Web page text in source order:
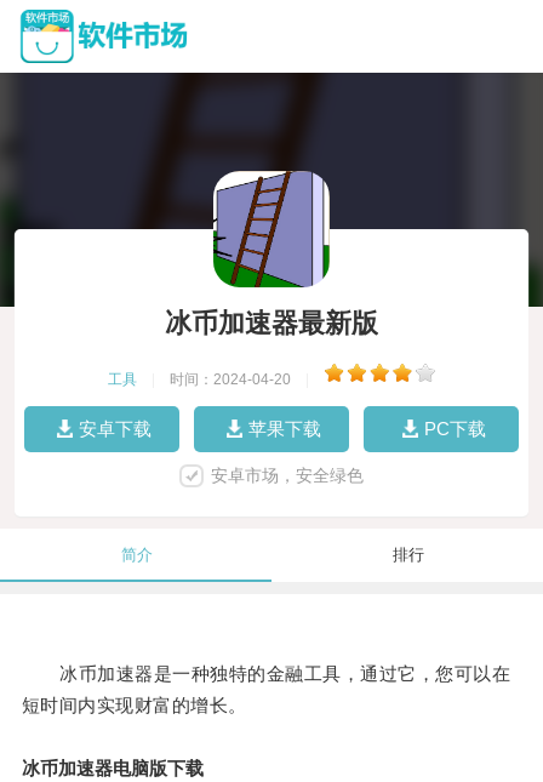
冰币加速器最新版
工具 时间：2024-04-20
安卓下载 苹果下载 PC下载
安卓市场，安全绿色
简介 排行
冰币加速器是一种独特的金融工具，通过它，您可以在
短时间内实现财富的增长。
冰币加速器电脑版下载